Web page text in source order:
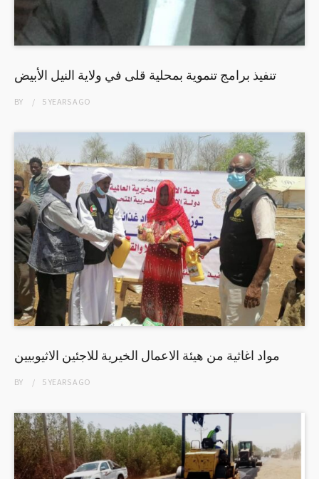
تنفيذ برامج تنموية بمحلية قلى في ولاية النيل الأبيض
BY 5 YEARSAGO
مواد اغاثية من هيئة الاعمال الخيرية للاجئين الاثيوبيين
BY 5 YEARSAGO